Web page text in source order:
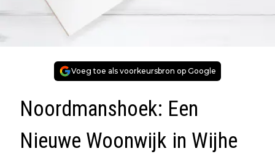
Voeg toe als voorkeursbron op Google
Noordmanshoek: Een
Nieuwe Woonwijk in Wijhe